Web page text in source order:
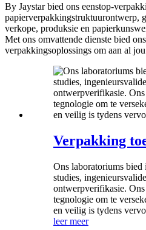
By Jaystar bied ons eenstop-
papierverpakkingstruktuurontwerp,
verkope, produksie en
Met ons omvattende dienste bied
verpakkingsoplossings om aan al
Verpakking
Ons laboratoriums bied
studies,
ontwerpverifikasie.
tegnologie om te
en veilig is tydens
leer meer